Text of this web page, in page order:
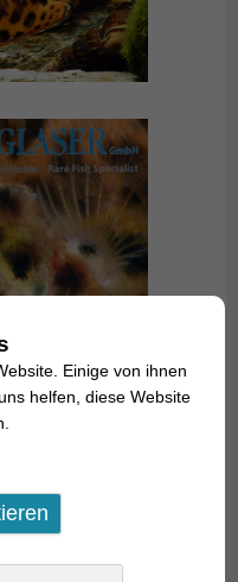
Einige von ihnen
helfen, diese Website